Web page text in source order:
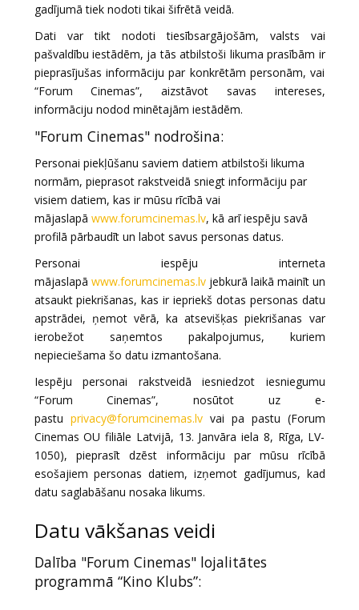
gadījumā tiek nodoti tikai šifrētā veidā.
Dati var tikt nodoti tiesībsargājošām, valsts vai
pašvaldību iestādēm, ja tās atbilstoši likuma prasībām ir
pieprasījušas informāciju par konkrētām personām, vai
“Forum Cinemas”, aizstāvot savas intereses,
informāciju nodod minētajām iestādēm.
"Forum Cinemas" nodrošina:
Personai piekļūšanu saviem datiem atbilstoši likuma
normām, pieprasot rakstveidā sniegt informāciju par
visiem datiem, kas ir mūsu rīcībā vai
mājaslapā www.forumcinemas.lv, kā arī iespēju savā
profilā pārbaudīt un labot savus personas datus.
Personai iespēju interneta
mājaslapā www.forumcinemas.lvjebkurā laikā mainīt un
atsaukt piekrišanas, kas ir iepriekš dotas personas datu
apstrādei, ņemot vērā, ka atsevišķas piekrišanas var
ierobežot saņemtos pakalpojumus, kuriem
nepieciešama šo datu izmantošana.
Iespēju personai rakstveidā iesniedzot iesniegumu
“Forum Cinemas”, nosūtot uz e-
pastu privacy@forumcinemas.lvvai pa pastu (Forum
Cinemas OU filiāle Latvijā, 13. Janvāra iela 8, Rīga, LV-
1050), pieprasīt dzēst informāciju par mūsu rīcībā
esošajiem personas datiem, izņemot gadījumus, kad
datu saglabāšanu nosaka likums.
Datu vākšanas veidi
Dalība "Forum Cinemas" lojalitātes
programmā “Kino Klubs”: